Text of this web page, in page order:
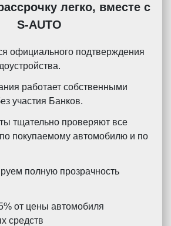
легко, вместе с
S-AUTO
официального подтверждения
работает собственными
участия Банков.
тщательно проверяют все
покупаемому автомобилю и по
полную прозрачность
от цены автомобиля
средств